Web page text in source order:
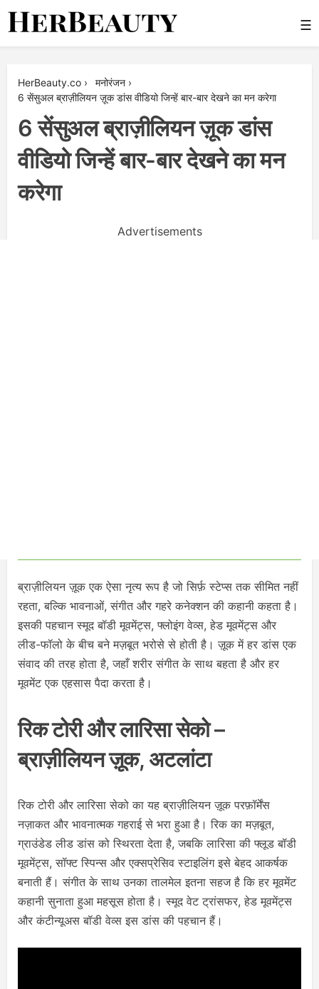
Skip
☰
HerBeauty.co › मनोरंजन ›
6 सेंसुअल ब्राज़ीलियन ज़ूक डांस वीडियो जिन्हें बार-बार देखने का मन करेगा
6 सेंसुअल ब्राज़ीलियन ज़ूक डांस
वीडियो जिन्हें बार-बार देखने का मन
करेगा
Advertisements
ब्राज़ीलियन ज़ूक एक ऐसा नृत्य रूप है जो सिर्फ़ स्टेप्स तक सीमित नहीं
रहता, बल्कि भावनाओं, संगीत और गहरे कनेक्शन की कहानी कहता है।
इसकी पहचान स्मूद बॉडी मूवमेंट्स, फ्लोइंग वेव्स, हेड मूवमेंट्स और
लीड-फॉलो के बीच बने मज़बूत भरोसे से होती है। ज़ूक में हर डांस एक
संवाद की तरह होता है, जहाँ शरीर संगीत के साथ बहता है और हर
मूवमेंट एक एहसास पैदा करता है।
रिक टोरी और लारिसा सेको –
ब्राज़ीलियन ज़ूक, अटलांटा
रिक टोरी और लारिसा सेको का यह ब्राज़ीलियन ज़ूक परफ़ॉर्मेंस
नज़ाकत और भावनात्मक गहराई से भरा हुआ है। रिक का मज़बूत,
ग्राउंडेड लीड डांस को स्थिरता देता है, जबकि लारिसा की फ्लूड बॉडी
मूवमेंट्स, सॉफ्ट स्पिन्स और एक्सप्रेसिव स्टाइलिंग इसे बेहद आकर्षक
बनाती हैं। संगीत के साथ उनका तालमेल इतना सहज है कि हर मूवमेंट
कहानी सुनाता हुआ महसूस होता है। स्मूद वेट ट्रांसफर, हेड मूवमेंट्स
और कंटीन्यूअस बॉडी वेव्स इस डांस की पहचान हैं।